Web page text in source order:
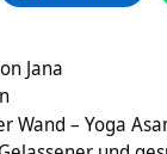
Jana
Wand – Yoga